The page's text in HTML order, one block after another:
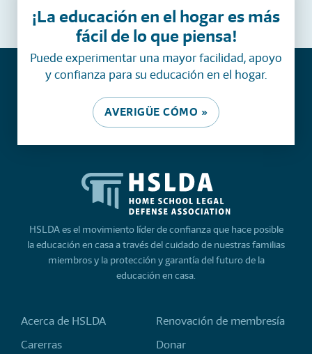
¡La educación en el hogar es más
fácil de lo que piensa!
Puede experimentar una mayor facilidad, apoyo
y confianza para su educación en el hogar.
AVERIGÜE CÓMO »
HSLDA es el movimiento líder de confianza que hace posible
la educación en casa a través del cuidado de nuestras familias
miembros y la protección y garantía del futuro de la
educación en casa.
Acerca de HSLDA
Carerras
Renovación de membresía
Donar